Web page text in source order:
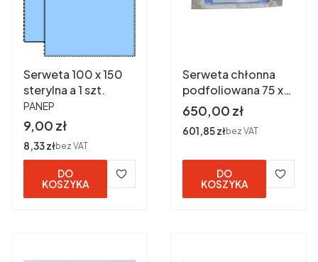
Serweta 100 x 150
sterylna a 1 szt.
PRODUCENT
PANEP
Cena
9,00 zł
Cena
8,33 złbez VAT
DO
KOSZYKA
Serweta chłonna
podfoliowana 75 x
90 niebieska
sterylna z otworem
a 100 szt.
Cena
650,00 zł
Cena
601,85 złbez VAT
DO
KOSZYKA